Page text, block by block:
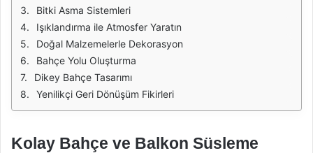
Bitki Asma Sistemleri
Işıklandırma ile Atmosfer Yaratın
Doğal Malzemelerle Dekorasyon
Bahçe Yolu Oluşturma
Dikey Bahçe Tasarımı
Yenilikçi Geri Dönüşüm Fikirleri
Kolay Bahçe ve Balkon Süsleme